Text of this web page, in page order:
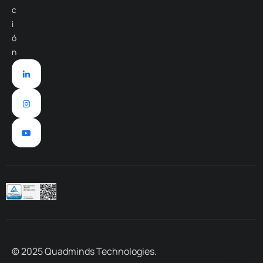
c
i
ó
n
© 2025 Quadminds Technologies.